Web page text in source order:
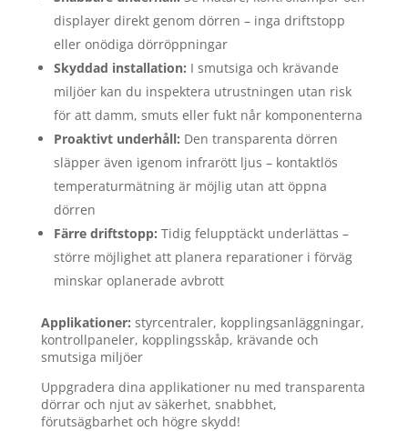
displayer direkt genom dörren – inga driftstopp
eller onödiga dörröppningar
Skyddad installation: I smutsiga och krävande
miljöer kan du inspektera utrustningen utan risk
för att damm, smuts eller fukt når komponenterna
Proaktivt underhåll: Den transparenta dörren
släpper även igenom infrarött ljus – kontaktlös
temperaturmätning är möjlig utan att öppna
dörren
Färre driftstopp: Tidig felupptäckt underlättas –
större möjlighet att planera reparationer i förväg
minskar oplanerade avbrott
Applikationer: styrcentraler, kopplingsanläggningar,
kontrollpaneler, kopplingsskåp, krävande och
smutsiga miljöer
Uppgradera dina applikationer nu med transparenta
dörrar och njut av säkerhet, snabbhet,
förutsägbarhet och högre skydd!